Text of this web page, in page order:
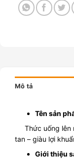
Mô tả
Tên sản
Thức uống lên
tan – giàu lợi
Giới thiệu